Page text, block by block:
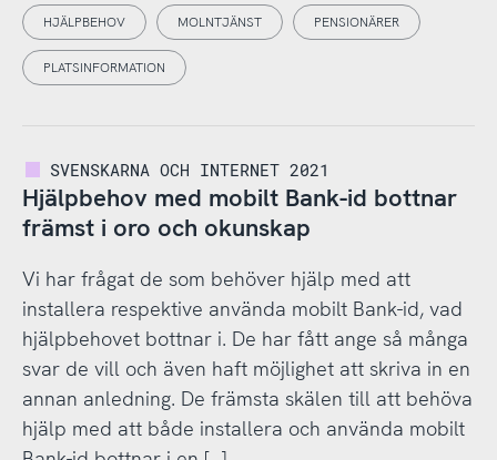
HJÄLPBEHOV MOLNTJÄNST PENSIONÄRER
PLATSINFORMATION
SVENSKARNA OCH INTERNET 2021
Hjälpbehov med mobilt Bank-id bottnar
främst i oro och okunskap
Vi har frågat de som behöver hjälp med att
installera respektive använda mobilt Bank-id, vad
hjälpbehovet bottnar i. De har fått ange så många
svar de vill och även haft möjlighet att skriva in en
annan anledning. De främsta skälen till att behöva
hjälp med att både installera och använda mobilt